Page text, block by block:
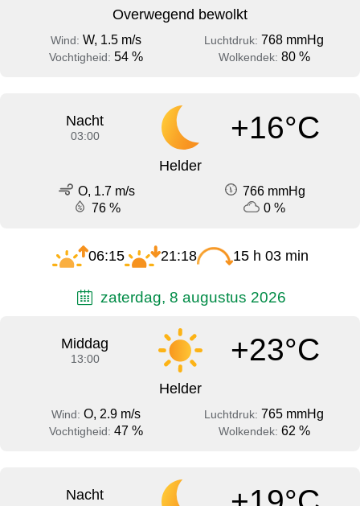
Overwegend bewolkt
Wind: W, 1.5 m/s Luchtdruk: 768 mmHg
Vochtigheid: 54 % Wolkendek: 80 %
Nacht
03:00 +16°C
Helder
O, 1.7 m/s
766 mmHg
76 %
0 %
06:15 21:18 15 h 03 min
zaterdag, 8 augustus 2026
Middag
13:00 +23°C
Helder
Wind: O, 2.9 m/s Luchtdruk: 765 mmHg
Vochtigheid: 47 % Wolkendek: 62 %
Nacht